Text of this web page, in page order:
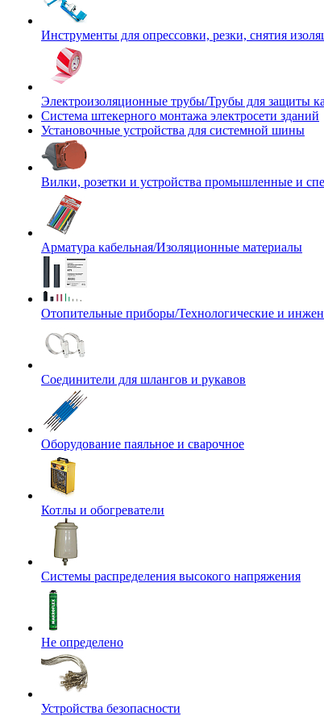
Инструменты для опрессовки, резки, снятия
Электроизоляционные трубы/Трубы для защиты
Система штекерного монтажа электросети зданий
Установочные устройства для системной шины
Вилки, розетки и устройства промышленные и
Арматура кабельная/Изоляционные материалы
Отопительные приборы/Технологические и
Соединители для шлангов и рукавов
Оборудование паяльное и сварочное
Котлы и обогреватели
Системы распределения высокого напряжения
Не определено
Устройства безопасности